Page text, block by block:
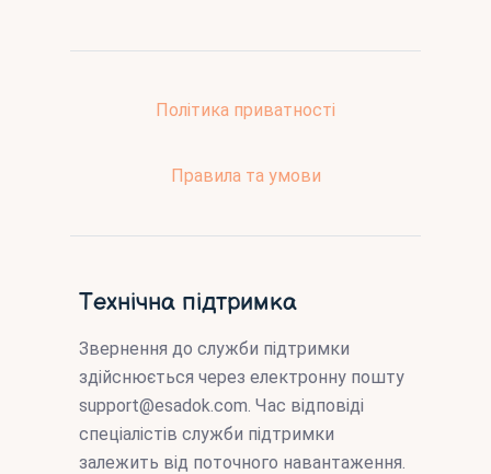
Політика приватності
Правила та умови
Технічна підтримка
Звернення до служби підтримки
здійснюється через електронну пошту
support@esadok.com. Час відповіді
спеціалістів служби підтримки
залежить від поточного навантаження.